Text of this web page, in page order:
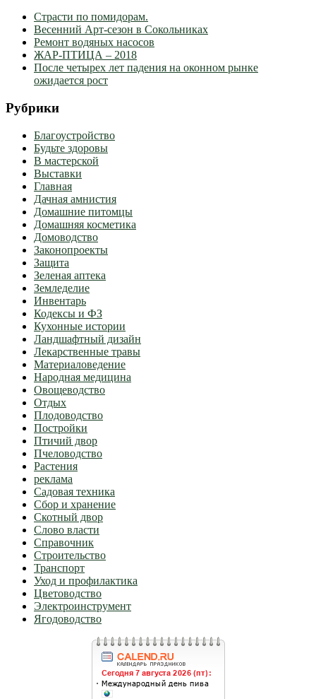
Страсти по помидорам.
Весенний Арт-сезон в Сокольниках
Ремонт водяных насосов
ЖАР-ПТИЦА – 2018
После четырех лет падения на оконном рынке
ожидается рост
Рубрики
Благоустройство
Будьте здоровы
В мастерской
Выставки
Главная
Дачная амнистия
Домашние питомцы
Домашняя косметика
Домоводство
Законопроекты
Защита
Зеленая аптека
Земледелие
Инвентарь
Кодексы и ФЗ
Кухонные истории
Ландшафтный дизайн
Лекарственные травы
Материаловедение
Народная медицина
Овощеводство
Отдых
Плодоводство
Постройки
Птичий двор
Пчеловодство
Растения
реклама
Садовая техника
Сбор и хранение
Скотный двор
Слово власти
Справочник
Строительство
Транспорт
Уход и профилактика
Цветоводство
Электроинструмент
Ягодоводство